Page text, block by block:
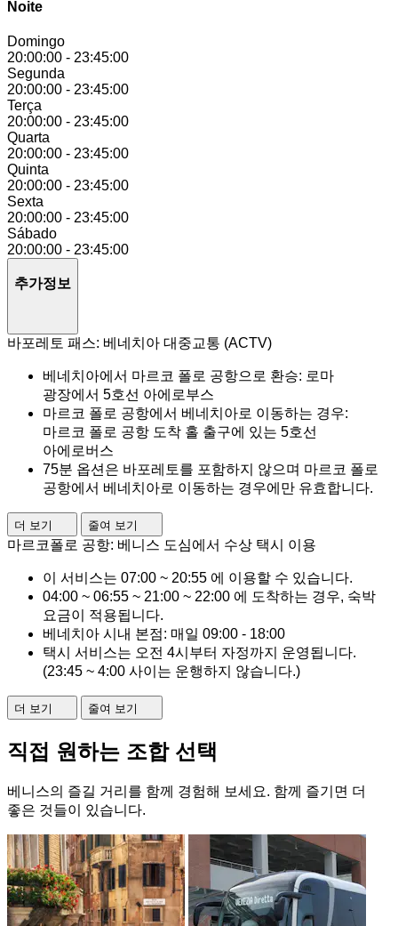
Noite
Domingo
20:00:00 - 23:45:00
Segunda
20:00:00 - 23:45:00
Terça
20:00:00 - 23:45:00
Quarta
20:00:00 - 23:45:00
Quinta
20:00:00 - 23:45:00
Sexta
20:00:00 - 23:45:00
Sábado
20:00:00 - 23:45:00
추가정보
바포레토 패스: 베네치아 대중교통 (ACTV)
베네치아에서 마르코 폴로 공항으로 환승: 로마
광장에서 5호선 아에로부스
마르코 폴로 공항에서 베네치아로 이동하는 경우:
마르코 폴로 공항 도착 홀 출구에 있는 5호선
아에로버스
75분 옵션은 바포레토를 포함하지 않으며 마르코 폴로
공항에서 베네치아로 이동하는 경우에만 유효합니다.
더 보기 줄여 보기
마르코폴로 공항: 베니스 도심에서 수상 택시 이용
이 서비스는 07:00 ~ 20:55 에 이용할 수 있습니다.
04:00 ~ 06:55 ~ 21:00 ~ 22:00 에 도착하는 경우, 숙박
요금이 적용됩니다.
베네치아 시내 본점: 매일 09:00 - 18:00
택시 서비스는 오전 4시부터 자정까지 운영됩니다.
(23:45 ~ 4:00 사이는 운행하지 않습니다.)
더 보기 줄여 보기
직접 원하는 조합 선택
베니스의 즐길 거리를 함께 경험해 보세요. 함께 즐기면 더
좋은 것들이 있습니다.